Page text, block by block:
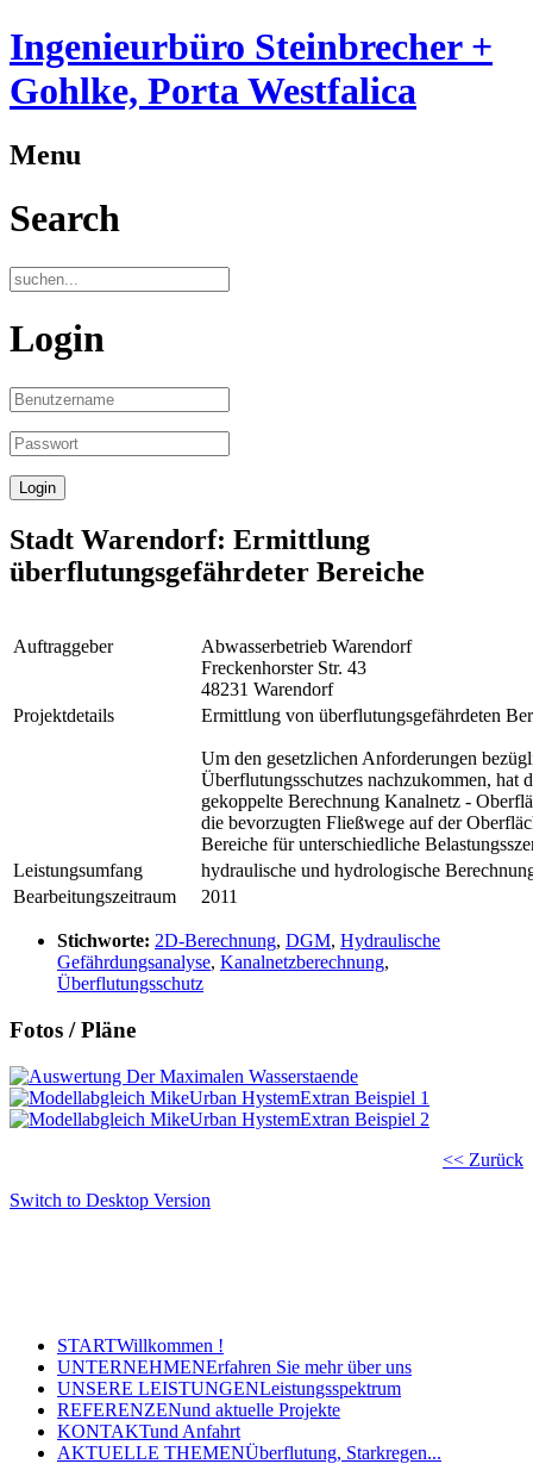
Ingenieurbüro Steinbrecher +
Gohlke, Porta Westfalica
Menu
Search
Login
Stadt Warendorf: Ermittlung
überflutungsgefährdeter Bereiche
Auftraggeber
Abwasserbetrieb Warendorf
Freckenhorster Str. 43
48231 Warendorf
Projektdetails
Ermittlung von überflutungsgefährdeten
Um den gesetzlichen Anforderungen
Überflutungsschutzes nachzukommen, hat
gekoppelte Berechnung Kanalnetz -
die bevorzugten Fließwege auf der
Bereiche für unterschiedliche
Leistungsumfang
hydraulische und hydrologische
Bearbeitungszeitraum
2011
Stichworte: 2D-Berechnung, DGM, Hydraulische
Gefährdungsanalyse, Kanalnetzberechnung,
Überflutungsschutz
Fotos / Pläne
<< Zurück
Switch to Desktop Version
STARTWillkommen !
UNTERNEHMENErfahren Sie mehr über uns
UNSERE LEISTUNGENLeistungsspektrum
REFERENZENund aktuelle Projekte
KONTAKTund Anfahrt
AKTUELLE THEMENÜberflutung, Starkregen...